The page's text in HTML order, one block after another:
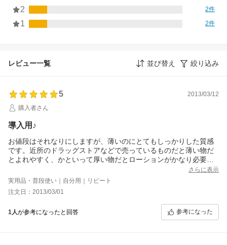
2 2件
1 2件
レビュー一覧 並び替え 絞り込み
5
2013/03/12
購入者さん
導入用♪
お値段はそれなりにしますが、薄いのにとてもしっかりした質感
です。近所のドラッグストアなどで売っているものだと薄い物だ
とよれやすく、かといって厚い物だとローションがかなり必要に
なります。結果的には少量のローションでしっかりお顔にフィッ
トするのでお得かと…。
さらに表示
実用品・普段使い｜自分用｜リピート
注文日：2013/03/01
1人が参考になったと回答 参考になった